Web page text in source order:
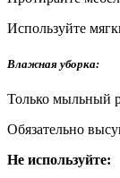
Используйте
Влажная уборка:
Только мыльный
Обязательно
Не используйте: